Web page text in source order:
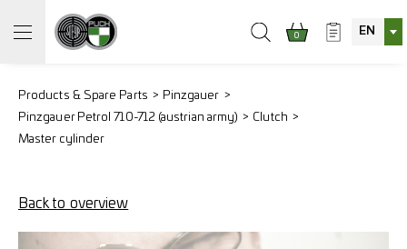
0 EN
Products & Spare Parts
Pinzgauer
Pinzgauer Petrol 710-712 (austrian army)
Clutch
Master cylinder
Back to overview